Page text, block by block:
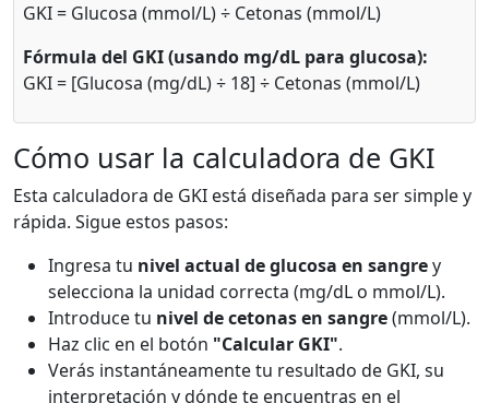
GKI = Glucosa (mmol/L) ÷ Cetonas (mmol/L)
Fórmula del GKI (usando mg/dL para glucosa):
GKI = [Glucosa (mg/dL) ÷ 18] ÷ Cetonas (mmol/L)
Cómo usar la calculadora de GKI
Esta calculadora de GKI está diseñada para ser simple y
rápida. Sigue estos pasos:
Ingresa tu nivel actual de glucosa en sangrey
selecciona la unidad correcta (mg/dL o mmol/L).
Introduce tu nivel de cetonas en sangre(mmol/L).
Haz clic en el botón "Calcular GKI".
Verás instantáneamente tu resultado de GKI, su
interpretación y dónde te encuentras en el